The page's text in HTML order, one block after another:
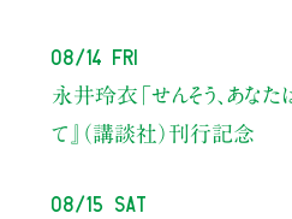
08/14 Fri
永井玲衣 「せんそう、あなた
て』（講談社）刊行記念
08/15 Sat